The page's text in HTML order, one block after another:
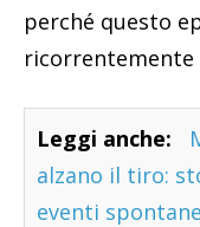
perché questo
ricorrentemente
Leggi anche:
alzano il tiro:
eventi